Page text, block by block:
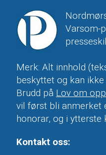
Varsom-
Merk: Alt innhold
beskyttet og kan
Brudd på Lov om
vil først bli anmerket
honorar, og i ytterste
Kontakt oss: